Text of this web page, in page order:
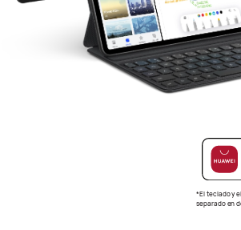
*El teclado y
separado en